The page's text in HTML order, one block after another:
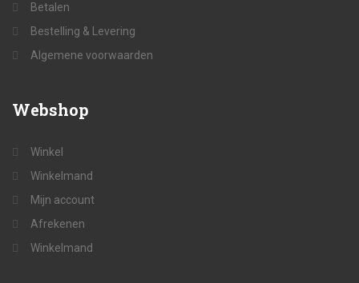
Betalen
Bestelling & Levering
Algemene voorwaarden
Webshop
Winkel
Winkelmand
Mijn account
Afrekenen
Winkelmand